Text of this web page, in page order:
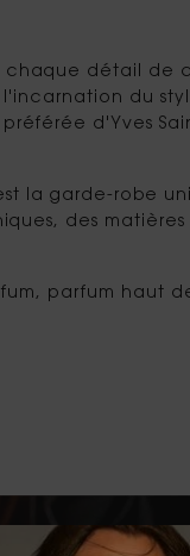
chaque détail de
l'incarnation du
d'Yves
la garde-robe
des matières
parfum haut